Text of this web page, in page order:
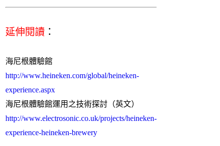
延伸閱讀 ：
海尼根體驗館
http://www.heineken.com/global/heineken-
experience.aspx
海尼根體驗館運用之技術探討（英文）
http://www.electrosonic.co.uk/projects/heineken-
experience-heineken-brewery